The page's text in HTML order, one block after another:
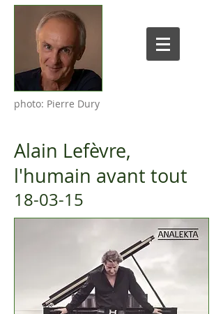
photo: Pierre Dury
Alain Lefèvre,
l'humain avant tout
18-03-15